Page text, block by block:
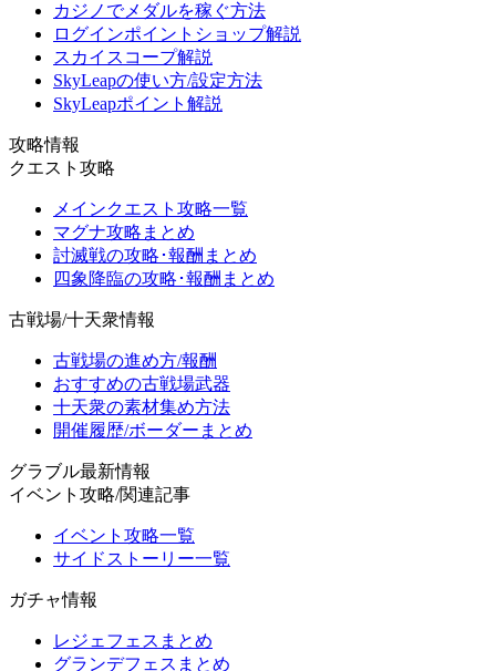
カジノでメダルを稼ぐ方法
ログインポイントショップ解説
スカイスコープ解説
SkyLeapの使い方/設定方法
SkyLeapポイント解説
攻略情報
クエスト攻略
メインクエスト攻略一覧
マグナ攻略まとめ
討滅戦の攻略･報酬まとめ
四象降臨の攻略･報酬まとめ
古戦場/十天衆情報
古戦場の進め方/報酬
おすすめの古戦場武器
十天衆の素材集め方法
開催履歴/ボーダーまとめ
グラブル最新情報
イベント攻略/関連記事
イベント攻略一覧
サイドストーリー一覧
ガチャ情報
レジェフェスまとめ
グランデフェスまとめ